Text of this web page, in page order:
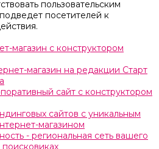
пользовательским
посетителей к
магазин с конструктором
магазин на редакции Старт
сайт с конструктором
сайтов с уникальным
магазином
- региональная сеть вашего